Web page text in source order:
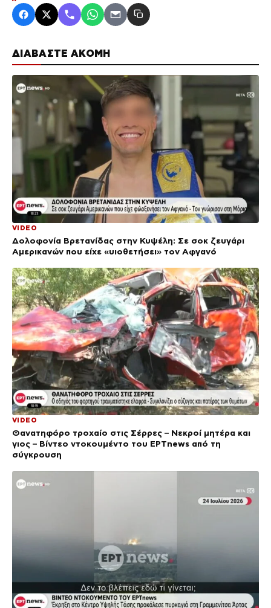
ΔΙΑΒΑΣΤΕ ΑΚΟΜΗ
VIDEO
Δολοφονία Βρετανίδας στην Κυψέλη: Σε σοκ ζευγάρι
Αμερικανών που είχε «υιοθετήσει» τον Αφγανό
VIDEO
Θανατηφόρο τροχαίο στις Σέρρες – Νεκροί μητέρα και
γιος – Βίντεο ντοκουμέντο του ΕΡΤnews από τη
σύγκρουση